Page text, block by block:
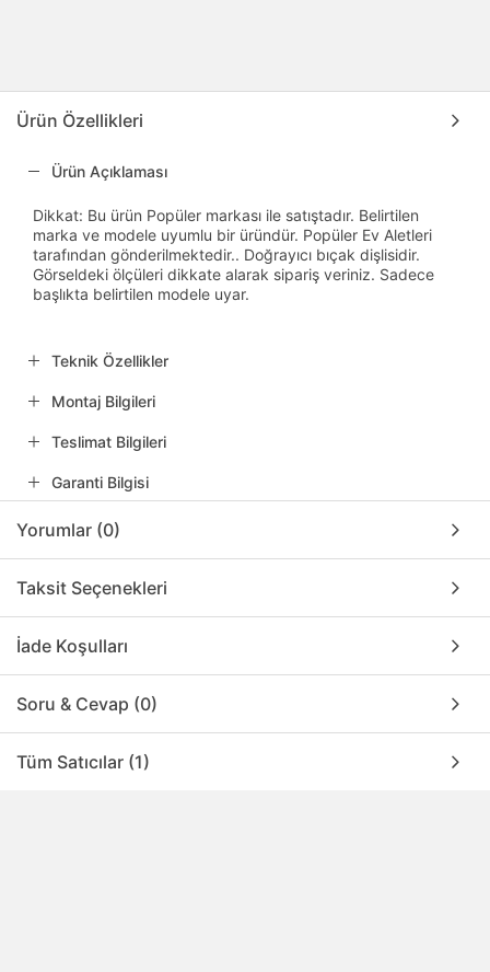
Ürün Özellikleri
Ürün Açıklaması
Dikkat: Bu ürün Popüler markası ile satıştadır. Belirtilen
marka ve modele uyumlu bir üründür. Popüler Ev Aletleri
tarafından gönderilmektedir.. Doğrayıcı bıçak dişlisidir.
Görseldeki ölçüleri dikkate alarak sipariş veriniz. Sadece
başlıkta belirtilen modele uyar.
Teknik Özellikler
Montaj Bilgileri
Teslimat Bilgileri
Garanti Bilgisi
Yorumlar (0)
Taksit Seçenekleri
İade Koşulları
Soru & Cevap (0)
Tüm Satıcılar (1)